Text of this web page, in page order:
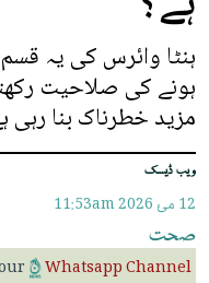
ہنٹا وائرس کی یہ
ہونے کی صلاحیت
مزید خطرناک بنا رہی
ویب ڈیسک
12 مئ 2026 11:53am
صحت
Whatsapp Channel